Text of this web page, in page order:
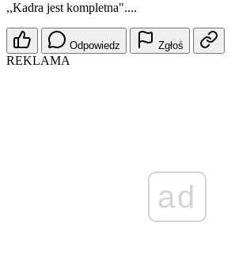
,,Kadra jest kompletna"....
Odpowiedz Zgłoś
REKLAMA
ad